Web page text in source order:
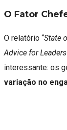
O Fator
O relatório “State
Advice for
interessante: os
variação no